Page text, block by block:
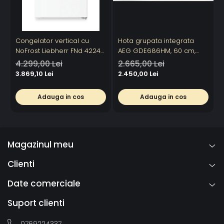
Congelator vertical cu
NoFrost Liebherr FNd 4224
Plus, NoFrost
4.299,00 Lei
3.869,10 Lei
Adauga in cos
Hota grupata integrata
AEG GDE686HM, 60 cm,
Conectivitate plita, 1 motor,
3 viteze + intensiv, 1 filtru de
absorbtie - 750 mc/h,
Control electronic, Argintiu
2.665,00 Lei
2.450,00 Lei
Adauga in cos
Magazinul meu
Clienti
Date comerciale
Suport clienti